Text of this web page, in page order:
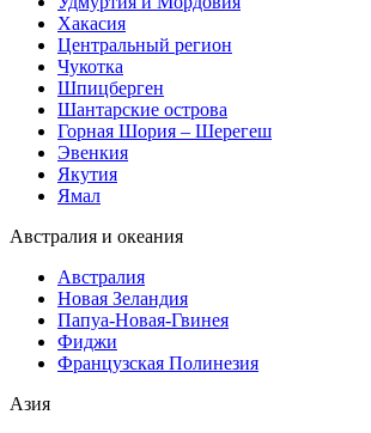
Хакасия
Центральный регион
Чукотка
Шпицберген
Шантарские острова
Горная Шория – Шерегеш
Эвенкия
Якутия
Ямал
Австралия и океания
Австралия
Новая Зеландия
Папуа-Новая-Гвинея
Фиджи
Французская Полинезия
Азия